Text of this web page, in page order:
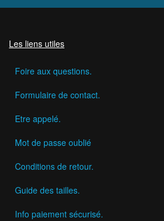
Les liens utiles
Foire aux questions.
Formulaire de contact.
Etre appelé.
Mot de passe oublié
Conditions de retour.
Guide des tailles.
Info paiement sécurisé.